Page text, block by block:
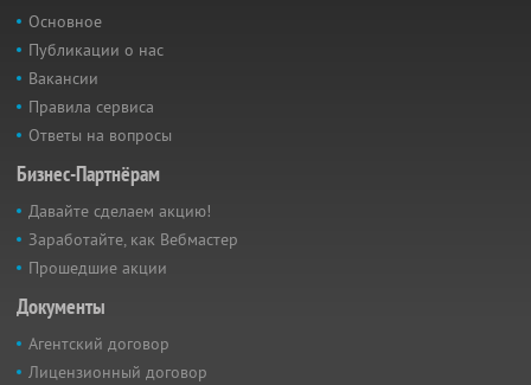
Основное
Публикации о нас
Вакансии
Правила сервиса
Ответы на вопросы
Бизнес-Партнёрам
Давайте сделаем акцию!
Заработайте, как Вебмастер
Прошедшие акции
Документы
Агентский договор
Лицензионный договор